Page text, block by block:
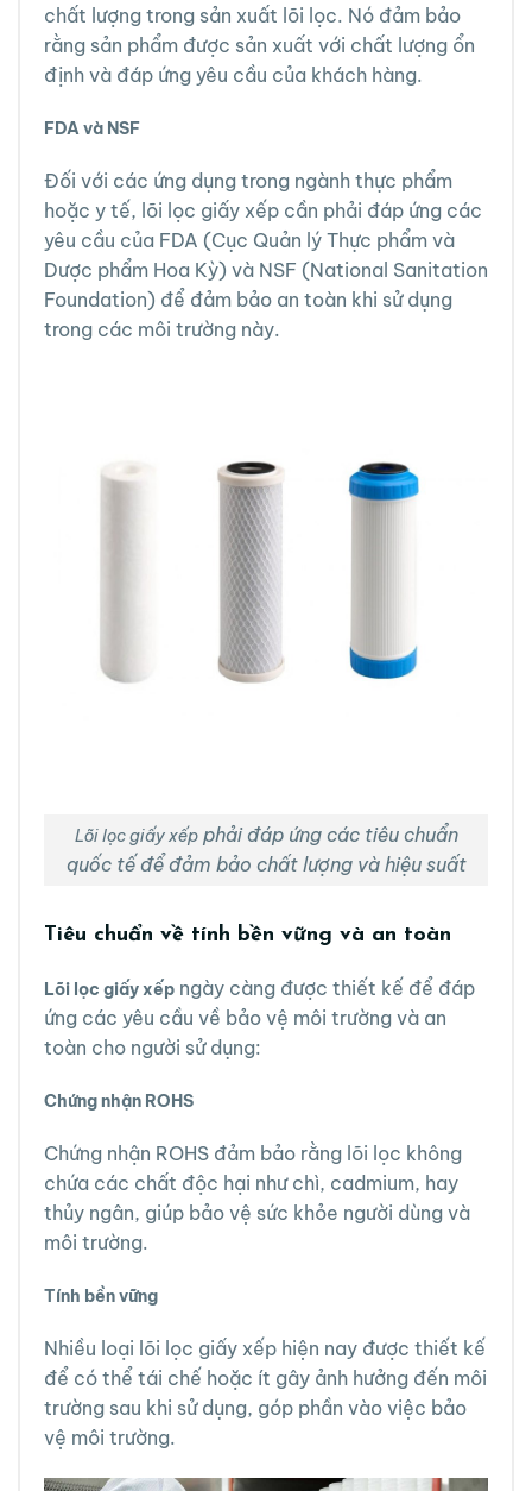
chất lượng trong sản xuất lõi lọc. Nó đảm bảo
rằng sản phẩm được sản xuất với chất lượng ổn
định và đáp ứng yêu cầu của khách hàng.
FDA và NSF
Đối với các ứng dụng trong ngành thực phẩm
hoặc y tế, lõi lọc giấy xếp cần phải đáp ứng các
yêu cầu của FDA (Cục Quản lý Thực phẩm và
Dược phẩm Hoa Kỳ) và NSF (National Sanitation
Foundation) để đảm bảo an toàn khi sử dụng
trong các môi trường này.
Lõi lọc giấy xếpphải đáp ứng các tiêu chuẩn
quốc tế để đảm bảo chất lượng và hiệu suất
Tiêu chuẩn về tính bền vững và an toàn
Lõi lọc giấy xếp ngày càng được thiết kế để đáp
ứng các yêu cầu về bảo vệ môi trường và an
toàn cho người sử dụng:
Chứng nhận ROHS
Chứng nhận ROHS đảm bảo rằng lõi lọc không
chứa các chất độc hại như chì, cadmium, hay
thủy ngân, giúp bảo vệ sức khỏe người dùng và
môi trường.
Tính bền vững
Nhiều loại lõi lọc giấy xếp hiện nay được thiết kế
để có thể tái chế hoặc ít gây ảnh hưởng đến môi
trường sau khi sử dụng, góp phần vào việc bảo
vệ môi trường.